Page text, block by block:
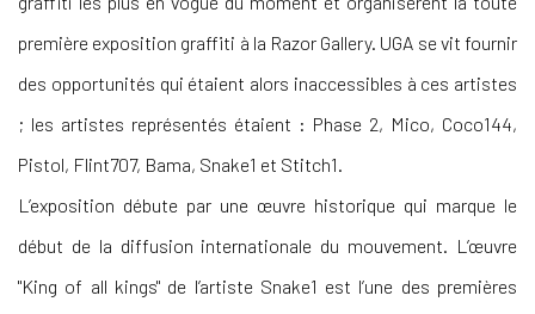
première exposition graffiti à la Razor Gallery. UGA se vit fournir
des opportunités qui étaient alors inaccessibles à ces artistes
; les artistes représentés étaient : Phase 2, Mico, Coco144,
Pistol, Flint707, Bama, Snake1 et Stitch1.
L’exposition débute par une œuvre historique qui marque le
début de la diffusion internationale du mouvement. L’œuvre
"King of all kings" de l’artiste Snake1 est l’une des premières